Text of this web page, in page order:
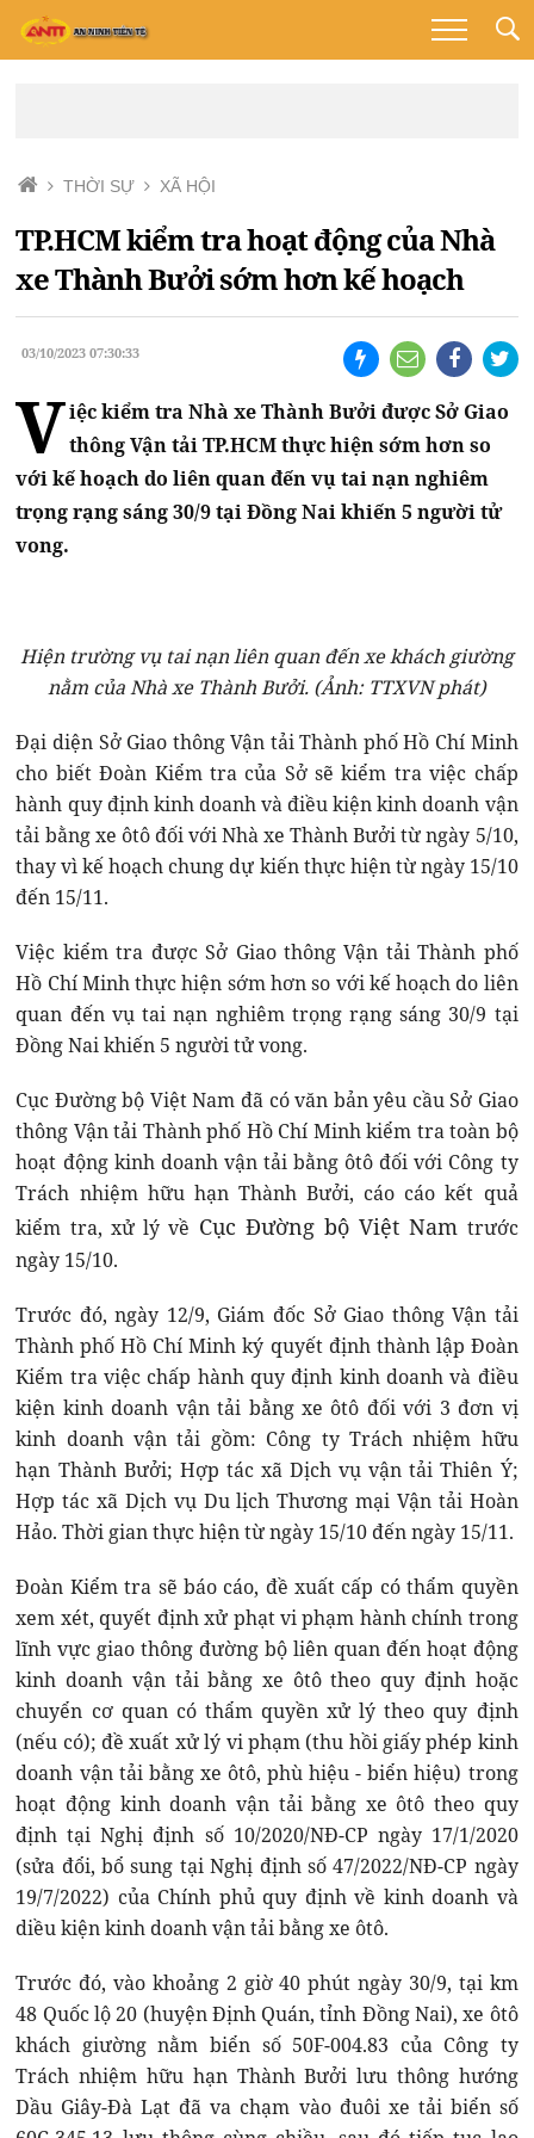
THỜI SỰ XÃ HỘI
TP.HCM kiểm tra hoạt động của Nhà
xe Thành Bưởi sớm hơn kế hoạch
03/10/2023 07:30:33
Việc kiểm tra Nhà xe Thành Bưởi được Sở Giao
thông Vận tải TP.HCM thực hiện sớm hơn so
với kế hoạch do liên quan đến vụ tai nạn nghiêm
trọng rạng sáng 30/9 tại Đồng Nai khiến 5 người tử
vong.
Hiện trường vụ tai nạn liên quan đến xe khách giường
nằm của Nhà xe Thành Bưởi. (Ảnh: TTXVN phát)
Đại diện Sở Giao thông Vận tải Thành phố Hồ Chí Minh
cho biết Đoàn Kiểm tra của Sở sẽ kiểm tra việc chấp
hành quy định kinh doanh và điều kiện kinh doanh vận
tải bằng xe ôtô đối với Nhà xe Thành Bưởi từ ngày 5/10,
thay vì kế hoạch chung dự kiến thực hiện từ ngày 15/10
đến 15/11.
Việc kiểm tra được Sở Giao thông Vận tải Thành phố
Hồ Chí Minh thực hiện sớm hơn so với kế hoạch do liên
quan đến vụ tai nạn nghiêm trọng rạng sáng 30/9 tại
Đồng Nai khiến 5 người tử vong.
Cục Đường bộ Việt Nam đã có văn bản yêu cầu Sở Giao
thông Vận tải Thành phố Hồ Chí Minh kiểm tra toàn bộ
hoạt động kinh doanh vận tải bằng ôtô đối với Công ty
Trách nhiệm hữu hạn Thành Bưởi, cáo cáo kết quả
kiểm tra, xử lý về Cục Đường bộ Việt Nam trước
ngày 15/10.
Trước đó, ngày 12/9, Giám đốc Sở Giao thông Vận tải
Thành phố Hồ Chí Minh ký quyết định thành lập Đoàn
Kiểm tra việc chấp hành quy định kinh doanh và điều
kiện kinh doanh vận tải bằng xe ôtô đối với 3 đơn vị
kinh doanh vận tải gồm: Công ty Trách nhiệm hữu
hạn Thành Bưởi; Hợp tác xã Dịch vụ vận tải Thiên Ý;
Hợp tác xã Dịch vụ Du lịch Thương mại Vận tải Hoàn
Hảo. Thời gian thực hiện từ ngày 15/10 đến ngày 15/11.
Đoàn Kiểm tra sẽ báo cáo, đề xuất cấp có thẩm quyền
xem xét, quyết định xử phạt vi phạm hành chính trong
lĩnh vực giao thông đường bộ liên quan đến hoạt động
kinh doanh vận tải bằng xe ôtô theo quy định hoặc
chuyển cơ quan có thẩm quyền xử lý theo quy định
(nếu có); đề xuất xử lý vi phạm (thu hồi giấy phép kinh
doanh vận tải bằng xe ôtô, phù hiệu - biển hiệu) trong
hoạt động kinh doanh vận tải bằng xe ôtô theo quy
định tại Nghị định số 10/2020/NĐ-CP ngày 17/1/2020
(sửa đổi, bổ sung tại Nghị định số 47/2022/NĐ-CP ngày
19/7/2022) của Chính phủ quy định về kinh doanh và
diều kiện kinh doanh vận tải bằng xe ôtô.
Trước đó, vào khoảng 2 giờ 40 phút ngày 30/9, tại km
48 Quốc lộ 20 (huyện Định Quán, tỉnh Đồng Nai), xe ôtô
khách giường nằm biển số 50F-004.83 của Công ty
Trách nhiệm hữu hạn Thành Bưởi lưu thông hướng
Dầu Giây-Đà Lạt đã va chạm vào đuôi xe tải biển số